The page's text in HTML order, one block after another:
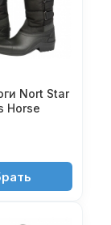
Nort Star
Horse